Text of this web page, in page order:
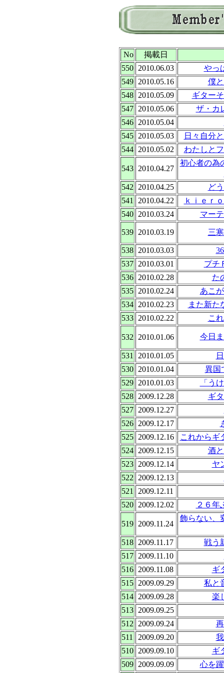
No
掲載日
550
2010.06.03
やっ
549
2010.05.16
僕
548
2010.05.09
ギター
547
2010.05.06
ザ・カ
546
2010.05.04
545
2010.05.03
日々自分
544
2010.05.02 わたしと
543 2010.04.27
初心者の為
542
2010.04.25
ど
541
2010.04.22
ｋｉｅｒ
540
2010.03.24 マー
539 2010.03.19 三
538 2010.03.03
537
2010.03.01
プチ
536
2010.02.28
た
535
2010.02.24
あこ
534
2010.02.23
また新た
533
2010.02.22 こ
532 2010.01.06 今日
531 2010.01.05
530
2010.01.04
異国
529
2010.01.03
「う
528
2009.12.28
ギ
527
2009.12.27
526
2009.12.17
525
2009.12.16
これからギ
524
2009.12.15
酒
523
2009.12.14
ヤ
522
2009.12.13
521
2009.12.11
520
2009.12.02 ２６年
519 2009.11.24
飾らない、
518 2009.11.17
戦う
517
2009.11.10
516
2009.11.08
ギ
515
2009.09.29
私と
514
2009.09.28
楽
513
2009.09.25
512
2009.09.24
511
2009.09.20
510
2009.09.10
ギ
509
2009.09.09
心を